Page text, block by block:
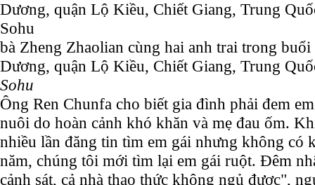
bà Zheng Zhaolian cùng hai anh trai trong
Dương, quận Lộ Kiều, Chiết Giang, Trung
Sohu
Ông Ren Chunfa cho biết gia đình phải đem
nuôi do hoàn cảnh khó khăn và mẹ đau ốm.
nhiều lần đăng tin tìm em gái nhưng không có
năm, chúng tôi mới tìm lại em gái ruột. Đêm
cảnh sát, cả nhà thao thức không ngủ được",